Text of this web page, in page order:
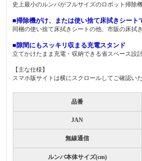
史上最小のルンバがフルサイズのロボット掃除
■掃除機がけ、または使い捨て床拭きシート
同梱の使い捨て床拭きシートの他、市販の床拭
■隙間にもスッキリ収まる充電スタンド
立てかけたまま充電・収納できる省スペース設
【主な仕様】
スマホ版サイトは横にスクロールしてご確認いた
品番
JAN
無線通信
ルンバ本体サイズ(cm)